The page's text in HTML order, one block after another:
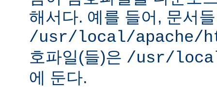
해서다. 예를 들어, 문서
/usr/local/apache/
호파일(들)은 /usr/
에 둔다.